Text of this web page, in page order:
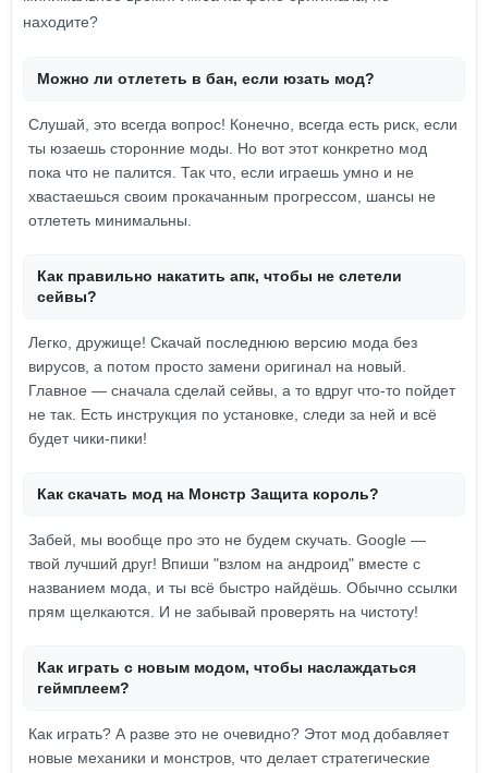
находите?
Можно ли отлететь в бан, если юзать мод?
Слушай, это всегда вопрос! Конечно, всегда есть риск, если
ты юзаешь сторонние моды. Но вот этот конкретно мод
пока что не палится. Так что, если играешь умно и не
хвастаешься своим прокачанным прогрессом, шансы не
отлететь минимальны.
Как правильно накатить апк, чтобы не слетели
сейвы?
Легко, дружище! Скачай последнюю версию мода без
вирусов, а потом просто замени оригинал на новый.
Главное — сначала сделай сейвы, а то вдруг что-то пойдет
не так. Есть инструкция по установке, следи за ней и всё
будет чики-пики!
Как скачать мод на Монстр Защита король?
Забей, мы вообще про это не будем скучать. Google —
твой лучший друг! Впиши "взлом на андроид" вместе с
названием мода, и ты всё быстро найдёшь. Обычно ссылки
прям щелкаются. И не забывай проверять на чистоту!
Как играть с новым модом, чтобы наслаждаться
геймплеем?
Как играть? А разве это не очевидно? Этот мод добавляет
новые механики и монстров, что делает стратегические